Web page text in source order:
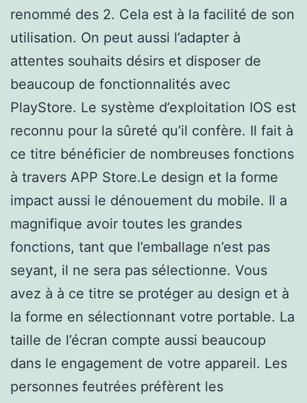
renommé des 2. Cela est à la facilité de son
utilisation. On peut aussi l’adapter à
attentes souhaits désirs et disposer de
beaucoup de fonctionnalités avec
PlayStore. Le système d’exploitation IOS est
reconnu pour la sûreté qu’il confère. Il fait à
ce titre bénéficier de nombreuses fonctions
à travers APP Store.Le design et la forme
impact aussi le dénouement du mobile. Il a
magnifique avoir toutes les grandes
fonctions, tant que l’emballage n’est pas
seyant, il ne sera pas sélectionne. Vous
avez à à ce titre se protéger au design et à
la forme en sélectionnant votre portable. La
taille de l’écran compte aussi beaucoup
dans le engagement de votre appareil. Les
personnes feutrées préfèrent les